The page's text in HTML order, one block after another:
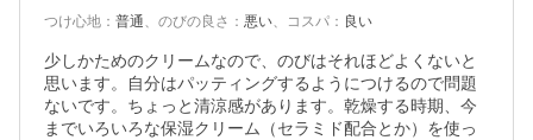
つけ心地 ： 普通、 のびの良さ ： 悪い、 コスパ ： 良い
少しかためのクリームなので、のびはそれほどよくないと
思います。自分はパッティングするようにつけるので問題
ないです。ちょっと清涼感があります。乾燥する時期、今
までいろいろな保湿クリーム（セラミド配合とか）を使っ